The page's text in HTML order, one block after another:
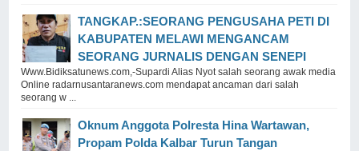
TANGKAP.:SEORANG PENGUSAHA PETI DI
KABUPATEN MELAWI MENGANCAM
SEORANG JURNALIS DENGAN SENEPI
Www.Bidiksatunews.com,-Supardi Alias Nyot salah seorang awak media
Online radarnusantaranews.com mendapat ancaman dari salah
seorang w ...
Oknum Anggota Polresta Hina Wartawan,
Propam Polda Kalbar Turun Tangan